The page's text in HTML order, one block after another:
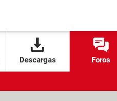
Descargas Foros